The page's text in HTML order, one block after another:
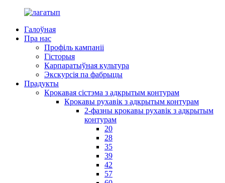
Галоўная
Пра нас
Профіль кампаніі
Гісторыя
Карпаратыўная культура
Экскурсія па фабрыцы
Прадукты
Крокавая сістэма з адкрытым контурам
Крокавы рухавік з адкрытым контурам
2-фазны крокавы рухавік з адкрытым
контурам
20
28
35
39
42
57